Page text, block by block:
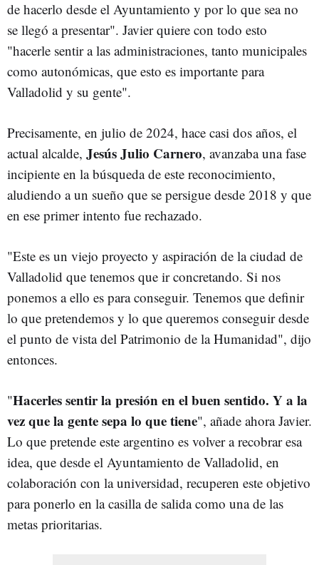
de hacerlo desde el Ayuntamiento y por lo que sea no
se llegó a presentar". Javier quiere con todo esto
"hacerle sentir a las administraciones, tanto municipales
como autonómicas, que esto es importante para
Valladolid y su gente".
Precisamente, en julio de 2024, hace casi dos años, el
actual alcalde, Jesús Julio Carnero, avanzaba una fase
incipiente en la búsqueda de este reconocimiento,
aludiendo a un sueño que se persigue desde 2018 y que
en ese primer intento fue rechazado.
"Este es un viejo proyecto y aspiración de la ciudad de
Valladolid que tenemos que ir concretando. Si nos
ponemos a ello es para conseguir. Tenemos que definir
lo que pretendemos y lo que queremos conseguir desde
el punto de vista del Patrimonio de la Humanidad", dijo
entonces.
"Hacerles sentir la presión en el buen sentido. Y a la
vez que la gente sepa lo que tiene", añade ahora Javier.
Lo que pretende este argentino es volver a recobrar esa
idea, que desde el Ayuntamiento de Valladolid, en
colaboración con la universidad, recuperen este objetivo
para ponerlo en la casilla de salida como una de las
metas prioritarias.